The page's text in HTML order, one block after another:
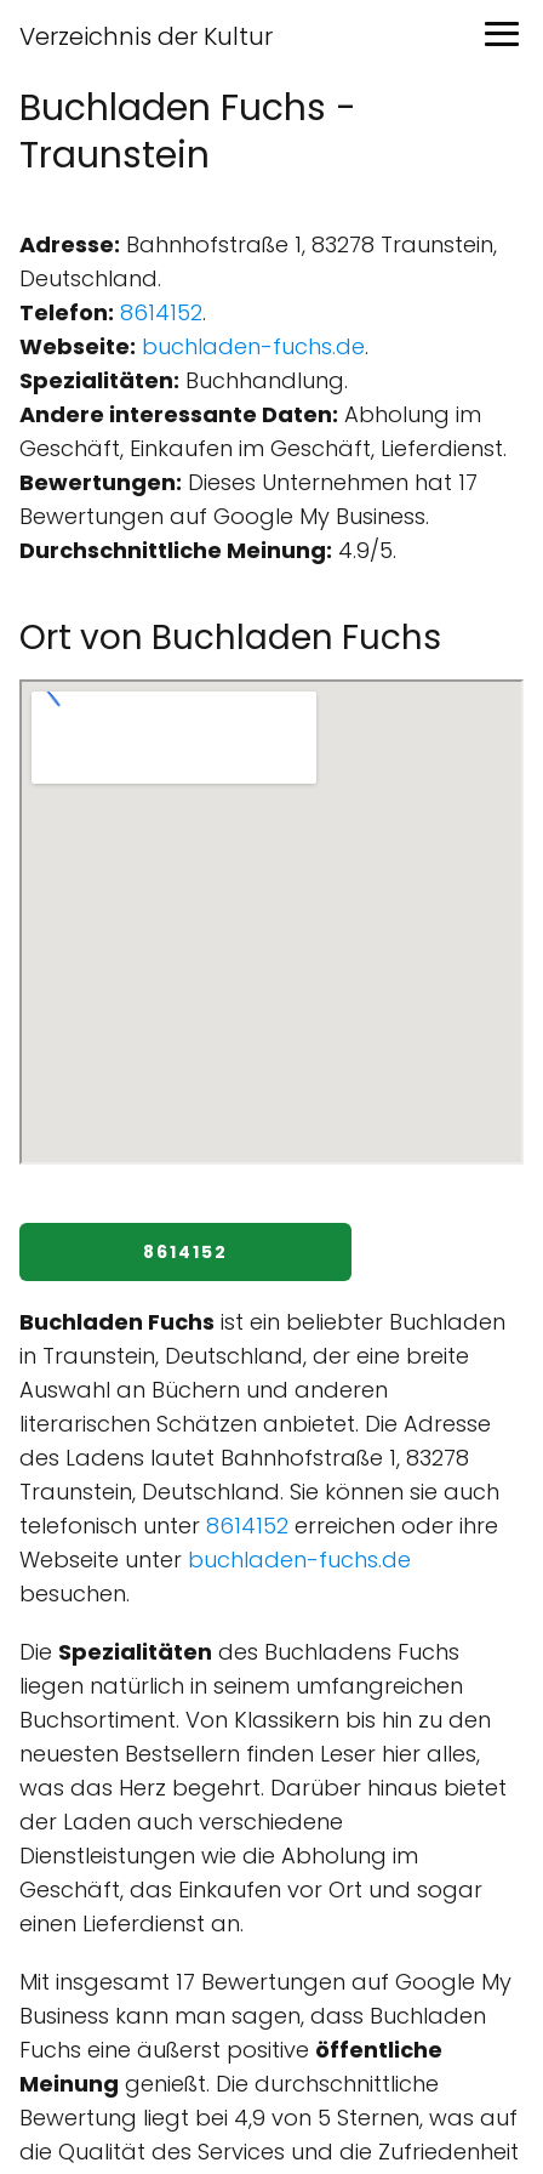
Verzeichnis der Kultur
Buchladen Fuchs -
Traunstein
Adresse: Bahnhofstraße 1, 83278 Traunstein,
Deutschland.
Telefon: 8614152.
Webseite: buchladen-fuchs.de.
Spezialitäten: Buchhandlung.
Andere interessante Daten: Abholung im
Geschäft, Einkaufen im Geschäft, Lieferdienst.
Bewertungen: Dieses Unternehmen hat 17
Bewertungen auf Google My Business.
Durchschnittliche Meinung: 4.9/5.
Ort von Buchladen Fuchs
8614152
Buchladen Fuchs ist ein beliebter Buchladen
in Traunstein, Deutschland, der eine breite
Auswahl an Büchern und anderen
literarischen Schätzen anbietet. Die Adresse
des Ladens lautet Bahnhofstraße 1, 83278
Traunstein, Deutschland. Sie können sie auch
telefonisch unter 8614152 erreichen oder ihre
Webseite unter buchladen-fuchs.de
besuchen.
Die Spezialitäten des Buchladens Fuchs
liegen natürlich in seinem umfangreichen
Buchsortiment. Von Klassikern bis hin zu den
neuesten Bestsellern finden Leser hier alles,
was das Herz begehrt. Darüber hinaus bietet
der Laden auch verschiedene
Dienstleistungen wie die Abholung im
Geschäft, das Einkaufen vor Ort und sogar
einen Lieferdienst an.
Mit insgesamt 17 Bewertungen auf Google My
Business kann man sagen, dass Buchladen
Fuchs eine äußerst positive öffentliche
Meinung genießt. Die durchschnittliche
Bewertung liegt bei 4,9 von 5 Sternen, was auf
die Qualität des Services und die Zufriedenheit